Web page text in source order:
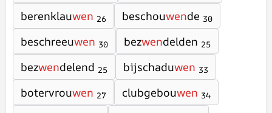
berenklauwen 26 beschouwende 30
beschreeuwen 30 bezwendelden 25
bezwendelend 25 bijschaduwen 33
botervrouwen 27 clubgebouwen 34